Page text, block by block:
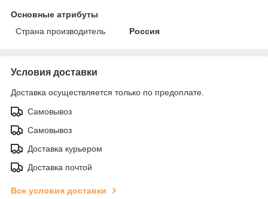
Основные атрибуты
Страна производитель
Россия
Условия доставки
Доставка осуществляется только по предоплате.
Самовывоз
Самовывоз
Доставка курьером
Доставка почтой
Все условия доставки